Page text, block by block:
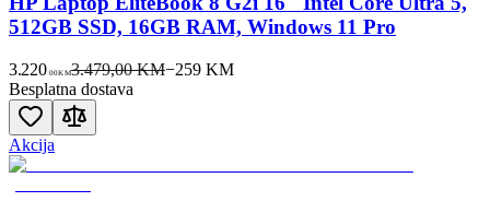
512GB SSD, 16GB RAM, Windows 11 Pro
3.220 00KM3.479,00 KM−259KM
Besplatna dostava
Akcija